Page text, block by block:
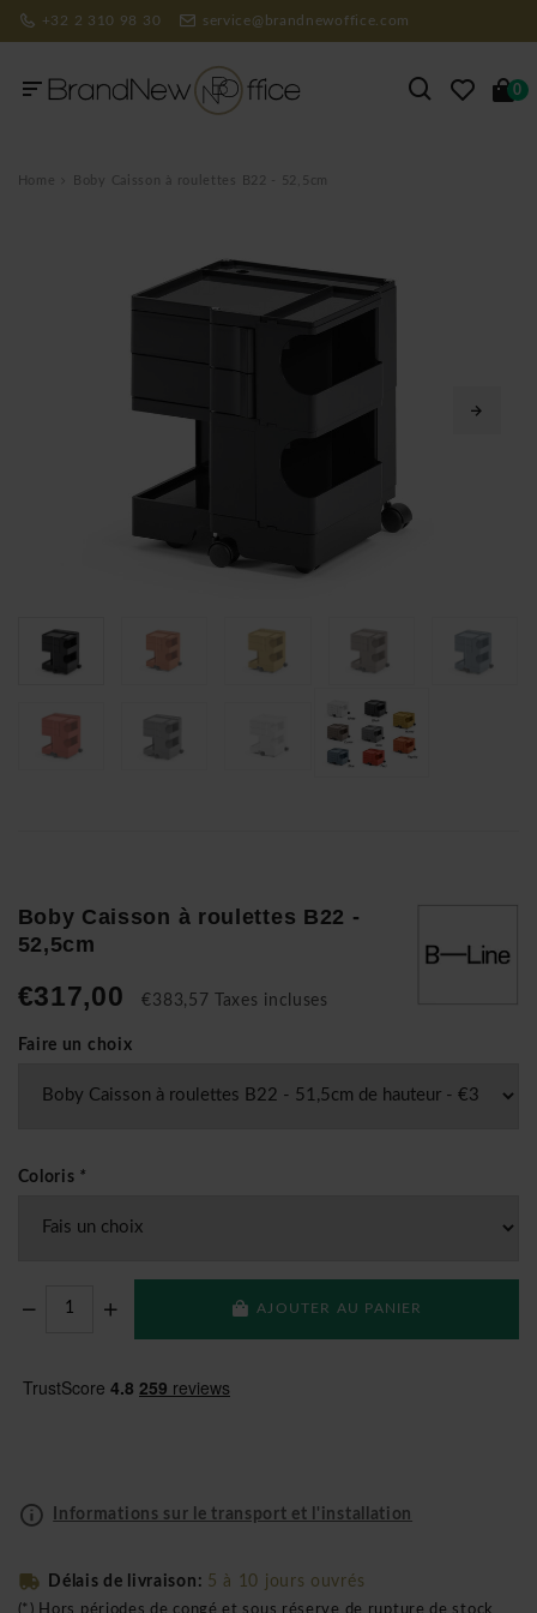
+32 2 310 98 30 service@brandnewoffice.com
0
Home Boby Caisson à roulettes B22 - 52,5cm
Boby Caisson à roulettes B22 -
52,5cm
€317,00 €383,57 Taxes incluses
Faire un choix
Coloris *
AJOUTER AU PANIER
Informations sur le transport et l'installation
Délais de livraison: 5 à 10 jours ouvrés
(*) Hors périodes de congé et sous réserve de rupture de stock